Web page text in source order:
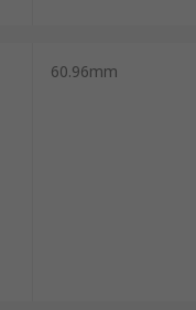
60.96mm